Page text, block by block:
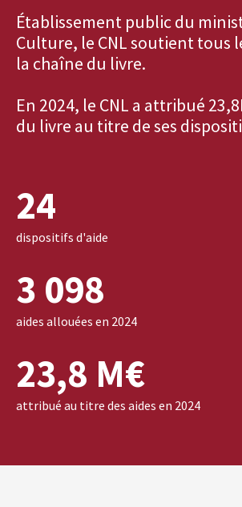
Établissement public du
Culture, le CNL soutient tous
la chaîne du livre.
En 2024, le CNL a attribué
du livre au titre de ses
24
dispositifs d'aide
3 098
aides allouées en 2024
23,8 M€
attribué au titre des aides en 2024